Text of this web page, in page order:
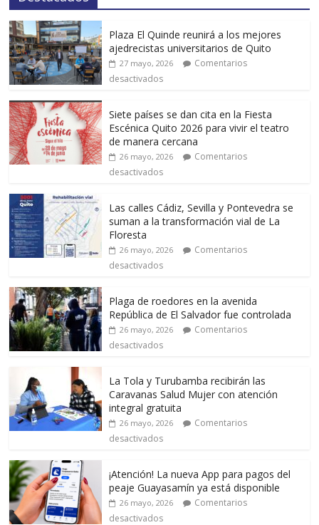
Plaza El Quinde reunirá a los mejores
ajedrecistas universitarios de Quito
27 mayo, 2026
Comentarios
desactivados
Siete países se dan cita en la Fiesta
Escénica Quito 2026 para vivir el teatro
de manera cercana
26 mayo, 2026
Comentarios
desactivados
Las calles Cádiz, Sevilla y Pontevedra se
suman a la transformación vial de La
Floresta
26 mayo, 2026
Comentarios
desactivados
Plaga de roedores en la avenida
República de El Salvador fue controlada
26 mayo, 2026
Comentarios
desactivados
La Tola y Turubamba recibirán las
Caravanas Salud Mujer con atención
integral gratuita
26 mayo, 2026
Comentarios
desactivados
¡Atención! La nueva App para pagos del
peaje Guayasamín ya está disponible
26 mayo, 2026
Comentarios
desactivados